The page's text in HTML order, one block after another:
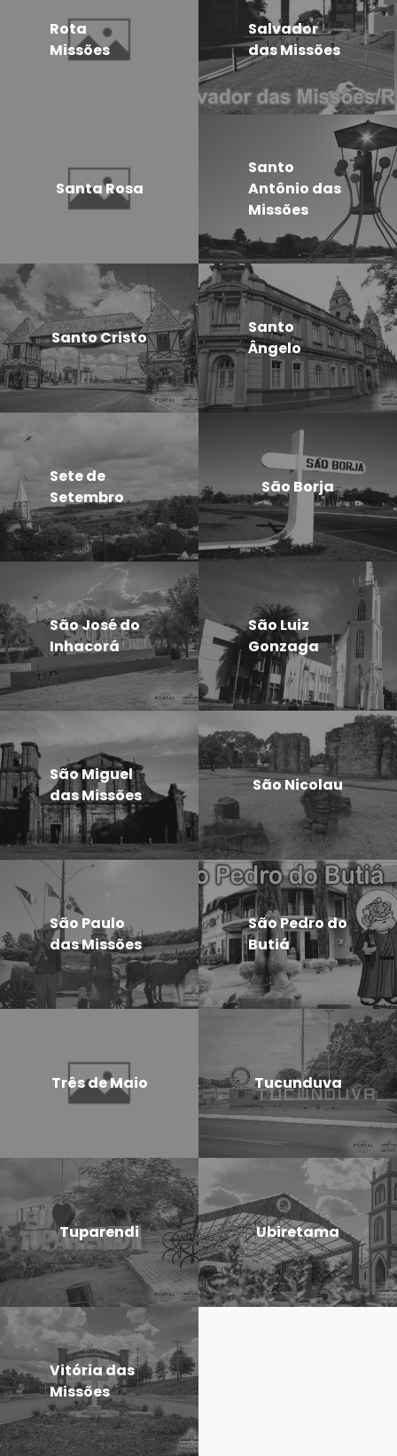
Rota
Missões
Salvador
das Missões
Santa Rosa
Santo
Antônio das
Missões
Santo Cristo
Santo
Ângelo
Sete de
Setembro
São Borja
São José do
Inhacorá
São Luiz
Gonzaga
São Miguel
das Missões
São Nicolau
São Paulo
das Missões
São Pedro do
Butiá
Três de Maio Tucunduva
Tuparendi Ubiretama
Vitória das
Missões